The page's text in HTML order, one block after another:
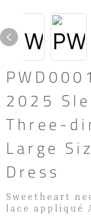
2025
Three-
Large
Dress
Sweetheart
lace appliqué